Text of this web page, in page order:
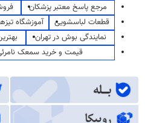
مرجع پاسخ معتبر پزشکان
قطعات لباسشویی
آموزشگاه
نمایندگی بوش در تهران
قیمت و خرید سمعک